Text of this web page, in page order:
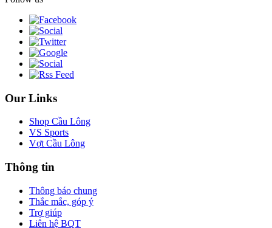
Our Links
Shop Cầu Lông
VS Sports
Vợt Cầu Lông
Thông tin
Thông báo chung
Thắc mắc, góp ý
Trợ giúp
Liên hệ BQT